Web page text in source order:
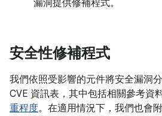
漏洞提供修補程式。
安全性修補程式
我們依照受影響的元件將安全漏洞
CVE 資訊表，其中包括相關參考資料
重程度。在適用情況下，我們也會